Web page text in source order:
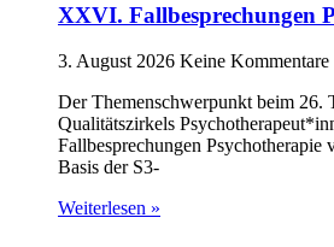
XXVI. Fallbesprechungen
3. August 2026 Keine Kommentare
Der Themenschwerpunkt beim 26.
Qualitätszirkels
Fallbesprechungen Psychotherapie
Basis der S3-
Weiterlesen »